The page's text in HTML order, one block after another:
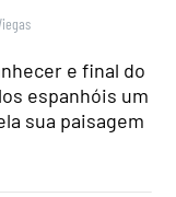
e final do
espanhóis um
sua paisagem